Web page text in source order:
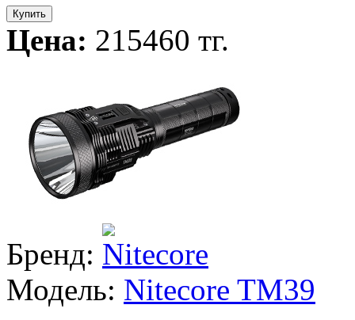
Купить
Цена: 215460 тг.
Бренд:
Модель: Nitecore TM39